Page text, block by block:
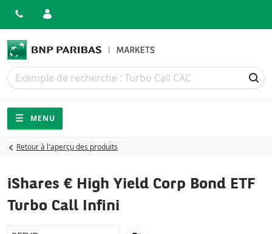
Recherche
Recherche
Navigation
Navigation sur le site
MENU
Retour à l'aperçu des produits
iShares € High Yield Corp Bond ETF
Turbo Call Infini